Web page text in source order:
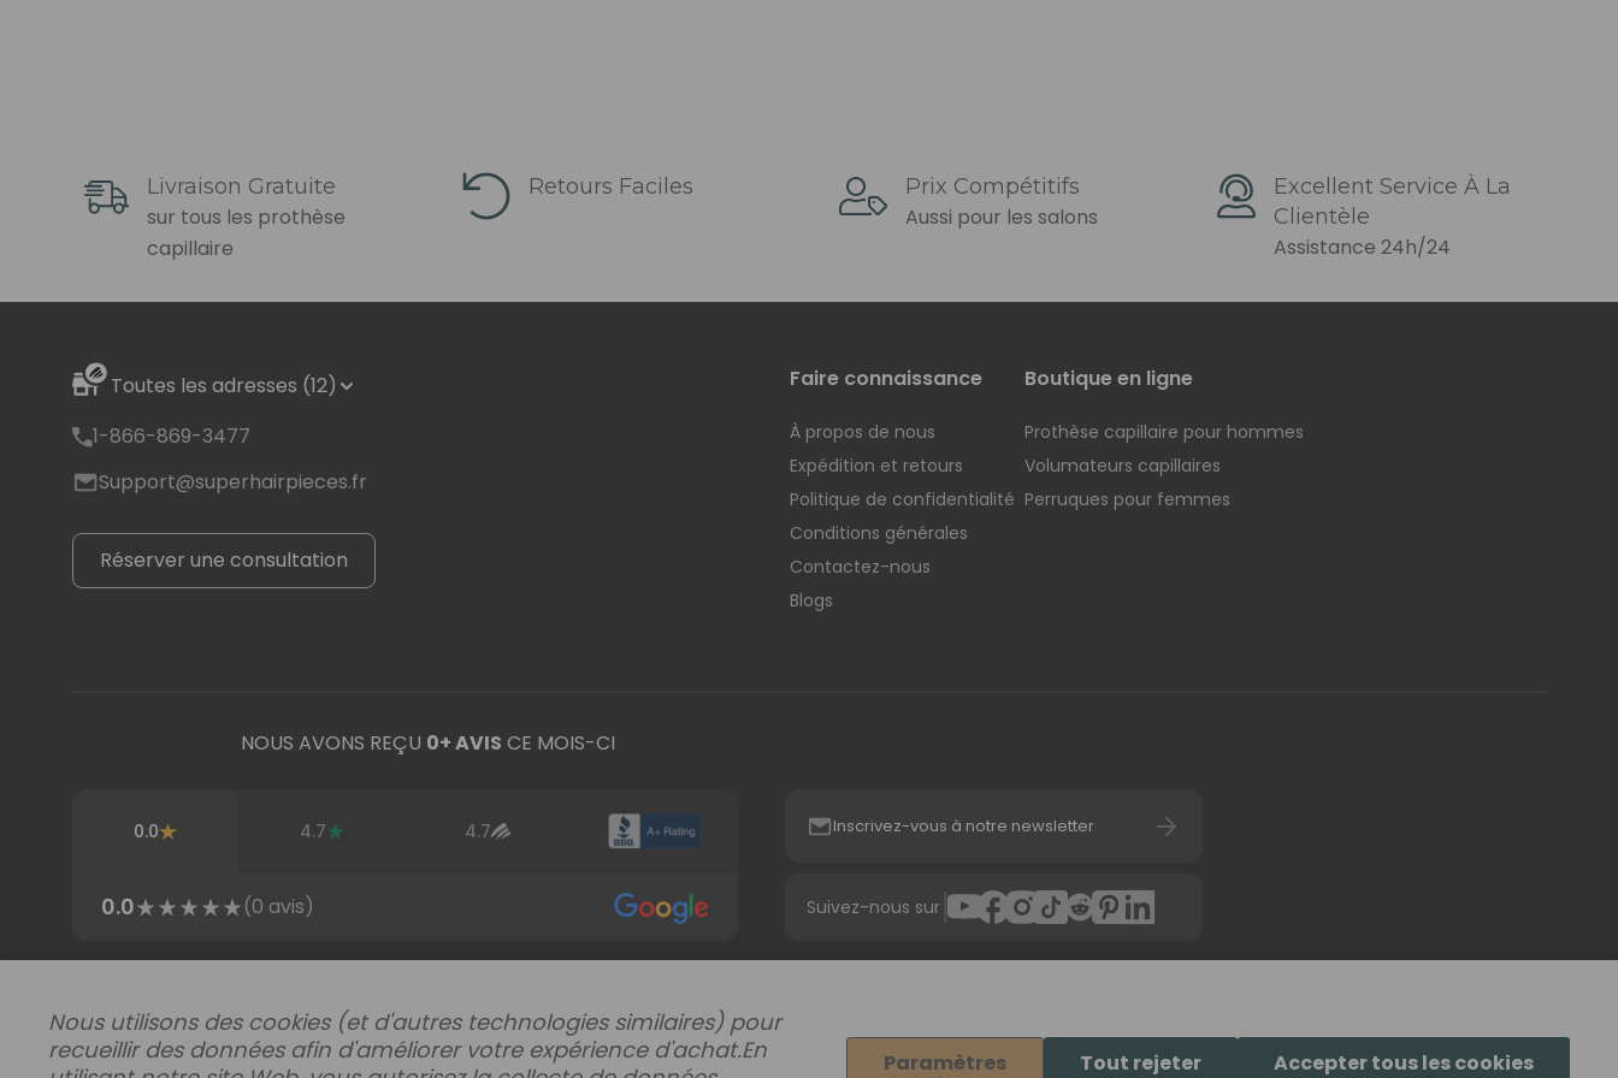
Livraison Gratuite
sur tous les prothèse
capillaire
Retours Faciles Prix ​​compétitifs
Aussi pour les salons
Excellent Service À La
Clientèle
Assistance 24h/24
NOUS AVONS REÇU 0+ AVIS CE MOIS-CI
0.0 4.7 4.7
0.0 (0 avis)
Toutes les adresses (12)
1-866-869-3477
Support@superhairpieces.fr
Réserver une consultation
Faire connaissance
À propos de nous
Expédition et retours
Politique de confidentialité
Conditions générales
Contactez-nous
Blogs
Boutique en ligne
Prothèse capillaire pour hommes
Volumateurs capillaires
Perruques pour femmes
Inscrivez-vous à notre newsletter
Suivez-nous sur|
Nous utilisons des cookies (et d'autres technologies similaires) pour
recueillir des données afin d'améliorer votre expérience d'achat.En
Paramètres Tout rejeter Accepter tous les cookies